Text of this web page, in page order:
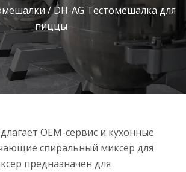
/ DH-AG Тестомешалка для
пиццы
OEM-сервис и кухонные
спиральный миксер для
предназначен для